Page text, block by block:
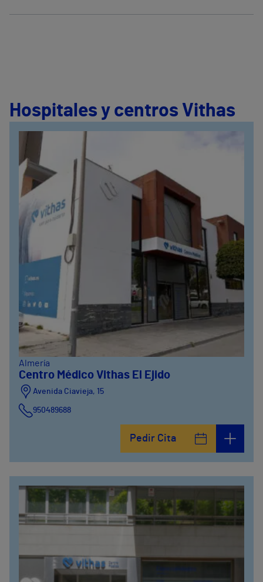
Hospitales y centros Vithas
Almería
Centro Médico Vithas El Ejido
Avenida Ciavieja, 15
950489688
Pedir Cita